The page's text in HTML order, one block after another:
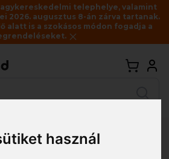
használ
telephelye, valamint
2026. augusztus 8-án zárva tartanak.
alatt is a szokásos módon fogadja a
Egyszerű nézet